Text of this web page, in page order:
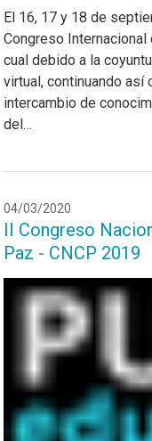
El 16, 17 y 18 de
Congreso Internacional
cual debido a la
virtual, continuando así
intercambio de
del…
04/03/2020
II Congreso
Paz - CNCP 2019